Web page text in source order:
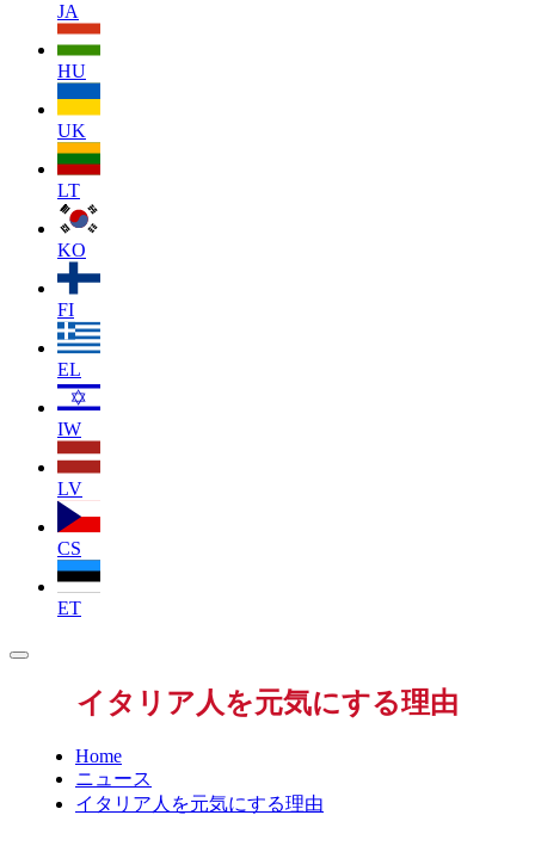
JA
HU
UK
LT
KO
FI
EL
IW
LV
CS
ET
イタリア人を元気にする理由
Home
ニュース
イタリア人を元気にする理由